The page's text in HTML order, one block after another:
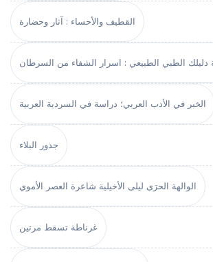
القطيف والأحساء : آثار وحضارة
دليلك الطبي الطبيعي : اسرار الشفاء من السرطان
الخبر في الأدب العربي؛ دراسة في السردية العربية
جذور البلاء
الوالهة الحرَى ليلى الأخيلية شاعرة العصر الأموي
غرناطة تسقط مرتين